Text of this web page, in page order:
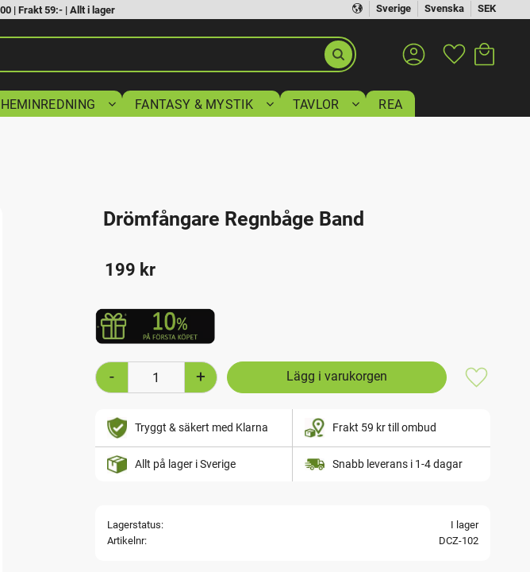
Sverige Svenska SEK
| Frakt 59:- | Allt i lager
Favoriter
HEMINREDNING FANTASY & MYSTIK TAVLOR REA
Drömfångare Regnbåge Band
199 kr
+
-
Lägg till i
Tryggt & säkert med Klarna Frakt 59 kr till ombud
Allt på lager i Sverige Snabb leverans i 1-4 dagar
Lagerstatus
I lager
Artikelnr
DCZ-102